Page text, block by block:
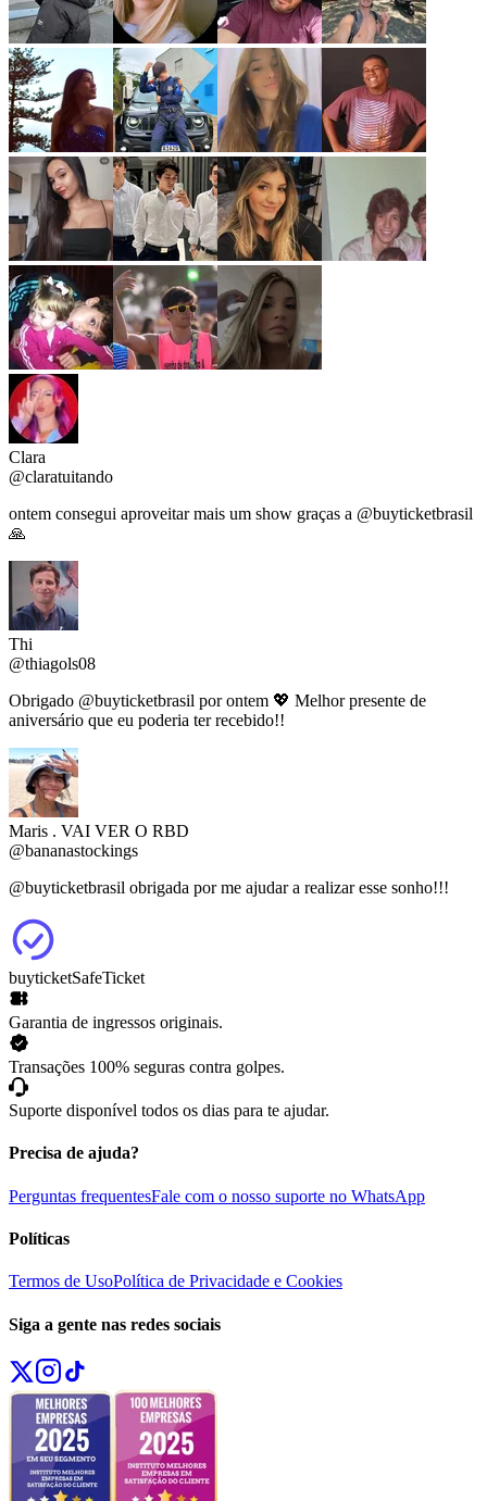
Clara
@claratuitando
ontem consegui aproveitar mais um show graças a @buyticketbrasil
🙏
Thi
@thiagols08
Obrigado @buyticketbrasil por ontem 💖 Melhor presente de
aniversário que eu poderia ter recebido!!
Maris . VAI VER O RBD
@bananastockings
@buyticketbrasil obrigada por me ajudar a realizar esse sonho!!!
buyticketSafeTicket
Garantia de ingressos originais.
Transações 100% seguras contra golpes.
Suporte disponível todos os dias para te ajudar.
Precisa de ajuda?
Perguntas frequentesFale com o nosso suporte no WhatsApp
Políticas
Termos de UsoPolítica de Privacidade e Cookies
Siga a gente nas redes sociais